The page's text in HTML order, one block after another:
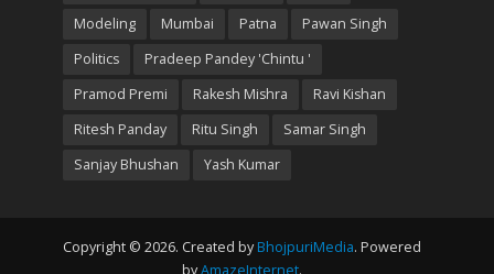
Modeling
Mumbai Patna
Pawan Singh
Politics
Pradeep Pandey 'Chintu '
Pramod Premi
Rakesh Mishra
Ravi Kishan
Ritesh Panday
Ritu Singh
Samar Singh
Sanjay Bhushan
Yash Kumar
Copyright © 2026. Created by BhojpuriMedia. Powered
byAmazeInternet.